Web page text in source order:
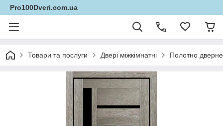
Pro100Dveri.com.ua
Товари та послуги Двері міжкімнатні Полотно